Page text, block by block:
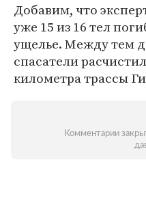
Добавим, что
уже 15 из 16 тел
ущелье. Между тем
спасатели
километра трассы
Комментарии